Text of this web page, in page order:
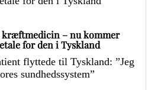
kræftmedicin – nu kommer
for den i Tyskland